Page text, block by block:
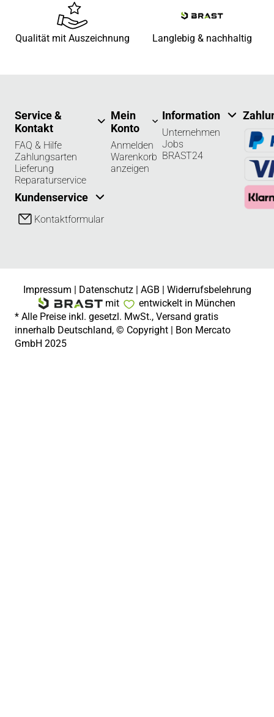
Qualität mit Auszeichnung Langlebig & nachhaltig
Service &
Kontakt
FAQ & Hilfe
Zahlungsarten
Lieferung
Reparaturservice
Kundenservice
Kontaktformular
Mein
Konto
Anmelden
Warenkorb
anzeigen
Information
Unternehmen
Jobs
BRAST24
Impressum | Datenschutz| AGB | Widerrufsbelehrung
mit
entwickelt in München
* Alle Preise inkl. gesetzl. MwSt., Versand gratis
innerhalb Deutschland, © Copyright | Bon Mercato
GmbH 2025